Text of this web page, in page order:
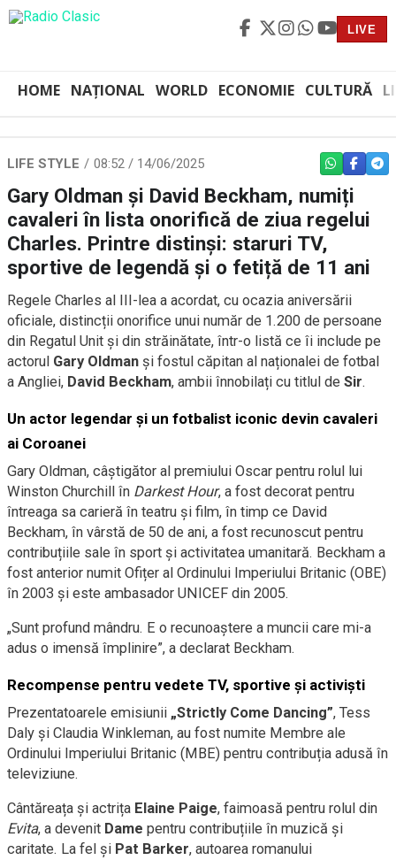
LIVE
HOME NAȚIONAL WORLD ECONOMIE CULTURĂ
LIFE STYLE 08:52 / 14/06/2025 WHATSAPP
Gary Oldman și David Beckham, numiți
cavaleri în lista onorifică de ziua regelui
Charles. Printre distinși: staruri TV,
sportive de legendă și o fetiță de 11 ani
Regele Charles al III-lea a acordat, cu ocazia aniversării
oficiale, distincții onorifice unui număr de 1.200 de persoane
din Regatul Unit și din străinătate, într-o listă ce îi include pe
actorul Gary Oldman și fostul căpitan al naționalei de fotbal
a Angliei, David Beckham, ambii înnobilați cu titlul de Sir.
Un actor legendar și un fotbalist iconic devin cavaleri
ai Coroanei
Gary Oldman, câștigător al premiului Oscar pentru rolul lui
Winston Churchill în Darkest Hour, a fost decorat pentru
întreaga sa carieră în teatru și film, în timp ce David
Beckham, în vârstă de 50 de ani, a fost recunoscut pentru
contribuțiile sale în sport și activitatea umanitară. Beckham a
fost anterior numit Ofițer al Ordinului Imperiului Britanic (OBE)
în 2003 și este ambasador UNICEF din 2005.
„Sunt profund mândru. E o recunoaștere a muncii care mi-a
adus o imensă împlinire”, a declarat Beckham.
Recompense pentru vedete TV, sportive și activiști
Prezentatoarele emisiunii „Strictly Come Dancing”, Tess
Daly și Claudia Winkleman, au fost numite Membre ale
Ordinului Imperiului Britanic (MBE) pentru contribuția adusă în
televiziune.
Cântăreața și actrița Elaine Paige, faimoasă pentru rolul din
Evita, a devenit Dame pentru contribuțiile în muzică și
caritate. La fel și Pat Barker, autoarea romanului